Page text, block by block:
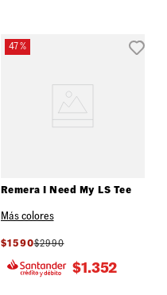
47 %
Remera I Need My LS Tee
Más colores
$1590$2990
$1.352